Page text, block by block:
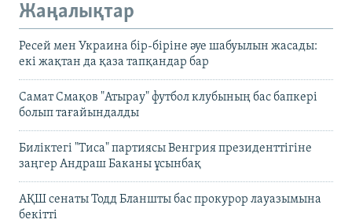
Жаңалықтар
Ресей мен Украина бір-біріне әуе шабуылын жасады:
екі жақтан да қаза тапқандар бар
Самат Смақов "Атырау" футбол клубының бас бапкері
болып тағайындалды
Биліктегі "Тиса" партиясы Венгрия президенттігіне
заңгер Андраш Баканы ұсынбақ
АҚШ сенаты Тодд Бланшты бас прокурор лауазымына
бекітті